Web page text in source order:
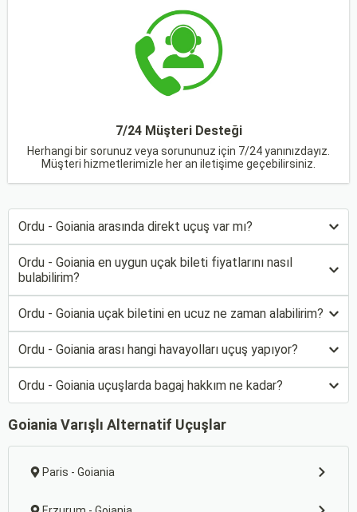
7/24 Müşteri Desteği
Herhangi bir sorunuz veya sorununuz için 7/24 yanınızdayız.
Müşteri hizmetlerimizle her an iletişime geçebilirsiniz.
Ordu - Goiania arasında direkt uçuş var mı?
Ordu - Goiania en uygun uçak bileti fiyatlarını nasıl
bulabilirim?
Ordu - Goiania uçak biletini en ucuz ne zaman alabilirim?
Ordu - Goiania arası hangi havayolları uçuş yapıyor?
Ordu - Goiania uçuşlarda bagaj hakkım ne kadar?
Goiania Varışlı Alternatif Uçuşlar
Paris - Goiania